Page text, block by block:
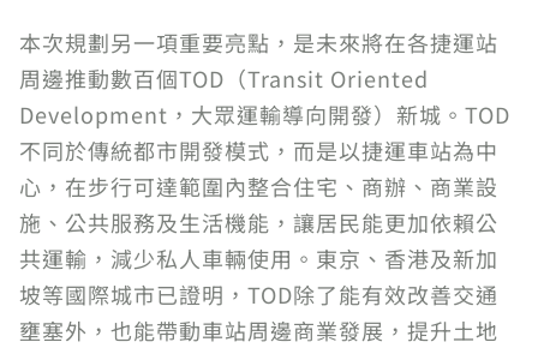
本次規劃另一項重要亮點，是未來將在各捷運站
周邊推動數百個TOD（Transit Oriented
Development，大眾運輸導向開發）新城。TOD
不同於傳統都市開發模式，而是以捷運車站為中
心，在步行可達範圍內整合住宅、商辦、商業設
施、公共服務及生活機能，讓居民能更加依賴公
共運輸，減少私人車輛使用。東京、香港及新加
坡等國際城市已證明，TOD除了能有效改善交通
壅塞外，也能帶動車站周邊商業發展，提升土地